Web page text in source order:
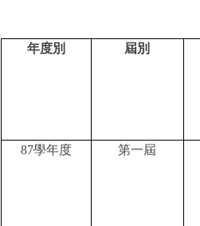
年度別 屆別
87學年度 第一屆